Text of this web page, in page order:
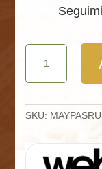
Pasas
Rubias
Kg
cantidad
SKU: